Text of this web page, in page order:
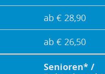
ab € 28,90
ab € 26,50
Senioren* /